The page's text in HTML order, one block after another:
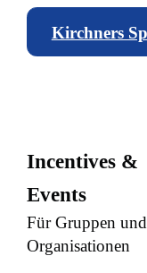
Kirchners
Incentives &
Events
Für Gruppen und
Organisationen